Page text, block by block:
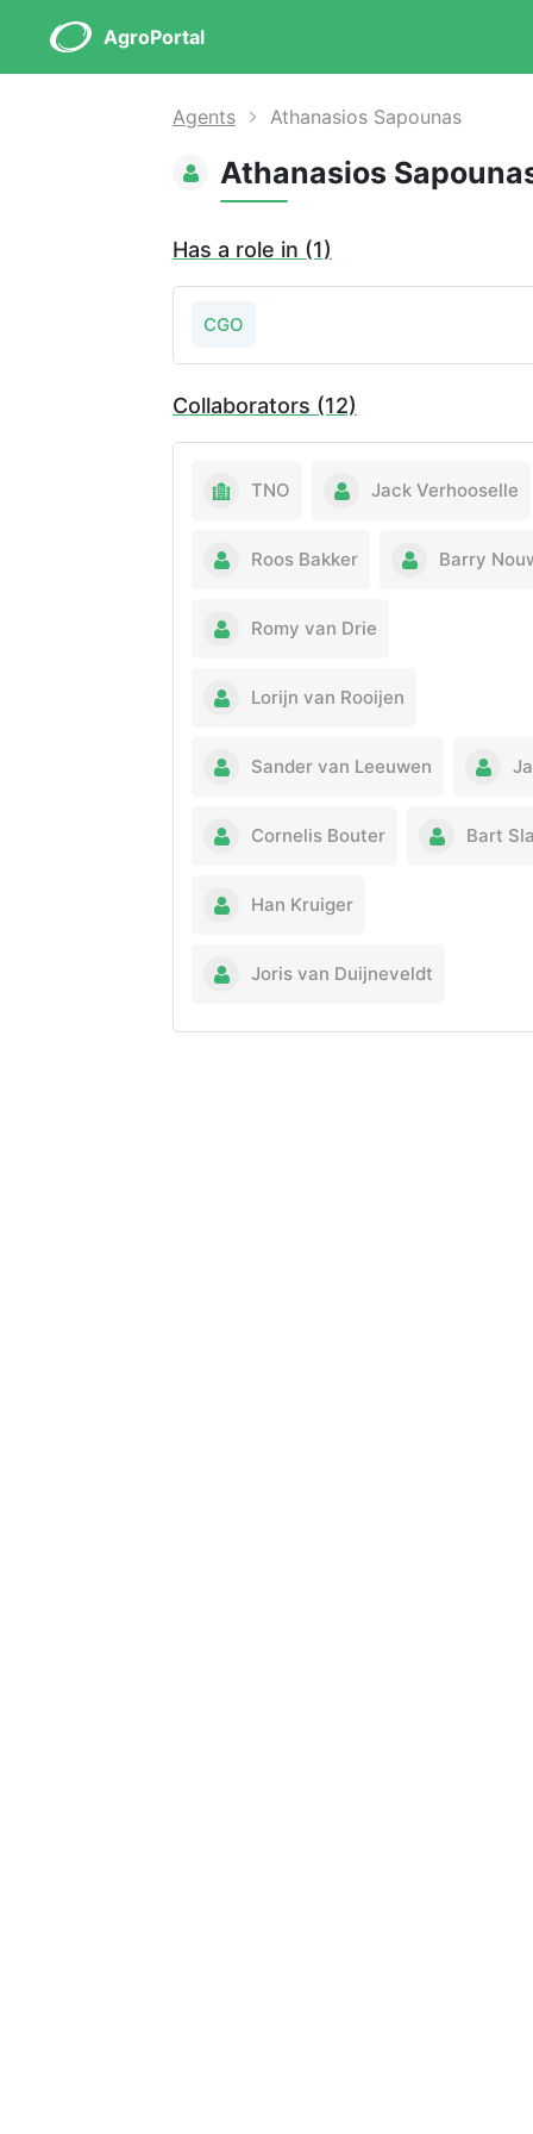
AgroPortal
Agents Athanasios Sapounas
Athanasios
Has a role in (1)
CGO
Collaborators (12)
TNO Jack Verhooselle
Roos Bakker Barry
Romy van Drie
Lorijn van Rooijen
Sander van Leeuwen
Cornelis Bouter Bart
Han Kruiger
Joris van Duijneveldt